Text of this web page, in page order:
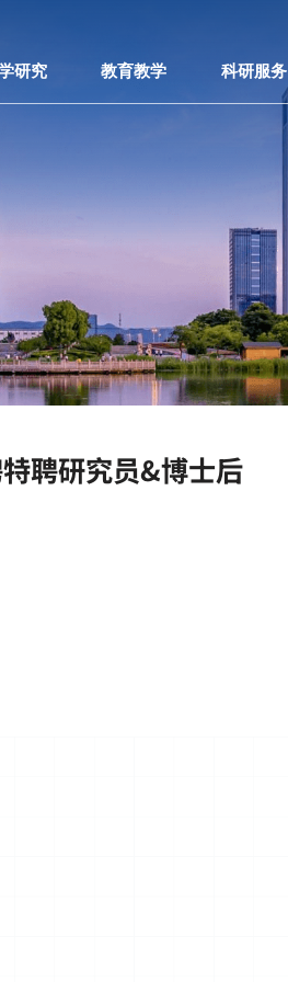
研究 教育教学 科研服务
聘研究员&博士后